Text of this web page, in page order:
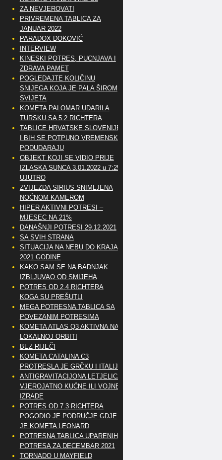
ZA NEVJEROVATI
PRIVREMENA TABLICA ZA
JANUAR 2022
PARADOX ĐOKOVIĆ
INTERVIEW
KINESKI POTRES, PUCNJAVA I
ZDRAVA PAMET
POGLEDAJTE KOLIČINU
SNIJEGA KOJA JE PALA ŠIROM
SVIJETA
KOMETA PALOMAR UDARILA
TURSKU SA 5.2 RICHTERA
TABLICE HRVATSKE SLOVENIJE
I BIH SE POTPUNO VREMENSKI
PODUDARAJU
OBJEKT KOJI SE VIDIO PRIJE
IZLASKA SUNCA 3.01.2022 u 7:25
UJUTRO
ZVIJEZDA SIRIUS SNIMLJENA
NOĆNOM KAMEROM
HIPER AKTIVNI POTRESI –
MJESEC NA 21%
DANAŠNJI POTRESI 29.12.2021
SA SVIH STRANA
SITUACIJA NA NEBU DO KRAJA
2021 GODINE
KAKO SAM SE NA BADNJAK
IZBLJUVAO OD SMIJEHA
POTRES OD 2.4 RICHTERA
KOGA SU PREŠUTLI
MEGA POTRESNA TABLICA SA
POVEZANIM POTRESIMA
KOMETA ATLAS Q3 AKTIVNA NA
LOKALNOJ ORBITI
BEZ RIJEČI
KOMETA CATALINA C3
PROTRESLA JE GRČKU I ITALIJU
ANTIGRAVITACIJONA LETJELICA
VJEROJATNO KUĆNE ILI VOJNE
IZRADE
POTRES OD 7.3 RICHTERA
POGODIO JE PODRUČJE GDJE
JE KOMETA LEONARD
POTRESNA TABLICA UPARENIH
POTRESA ZA DECEMBAR 2021
TORNADO U MAYFIELD